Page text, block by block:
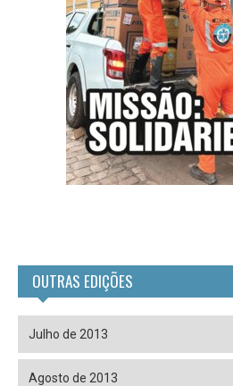
OUTRAS EDIÇÕES
Julho de 2013
Agosto de 2013